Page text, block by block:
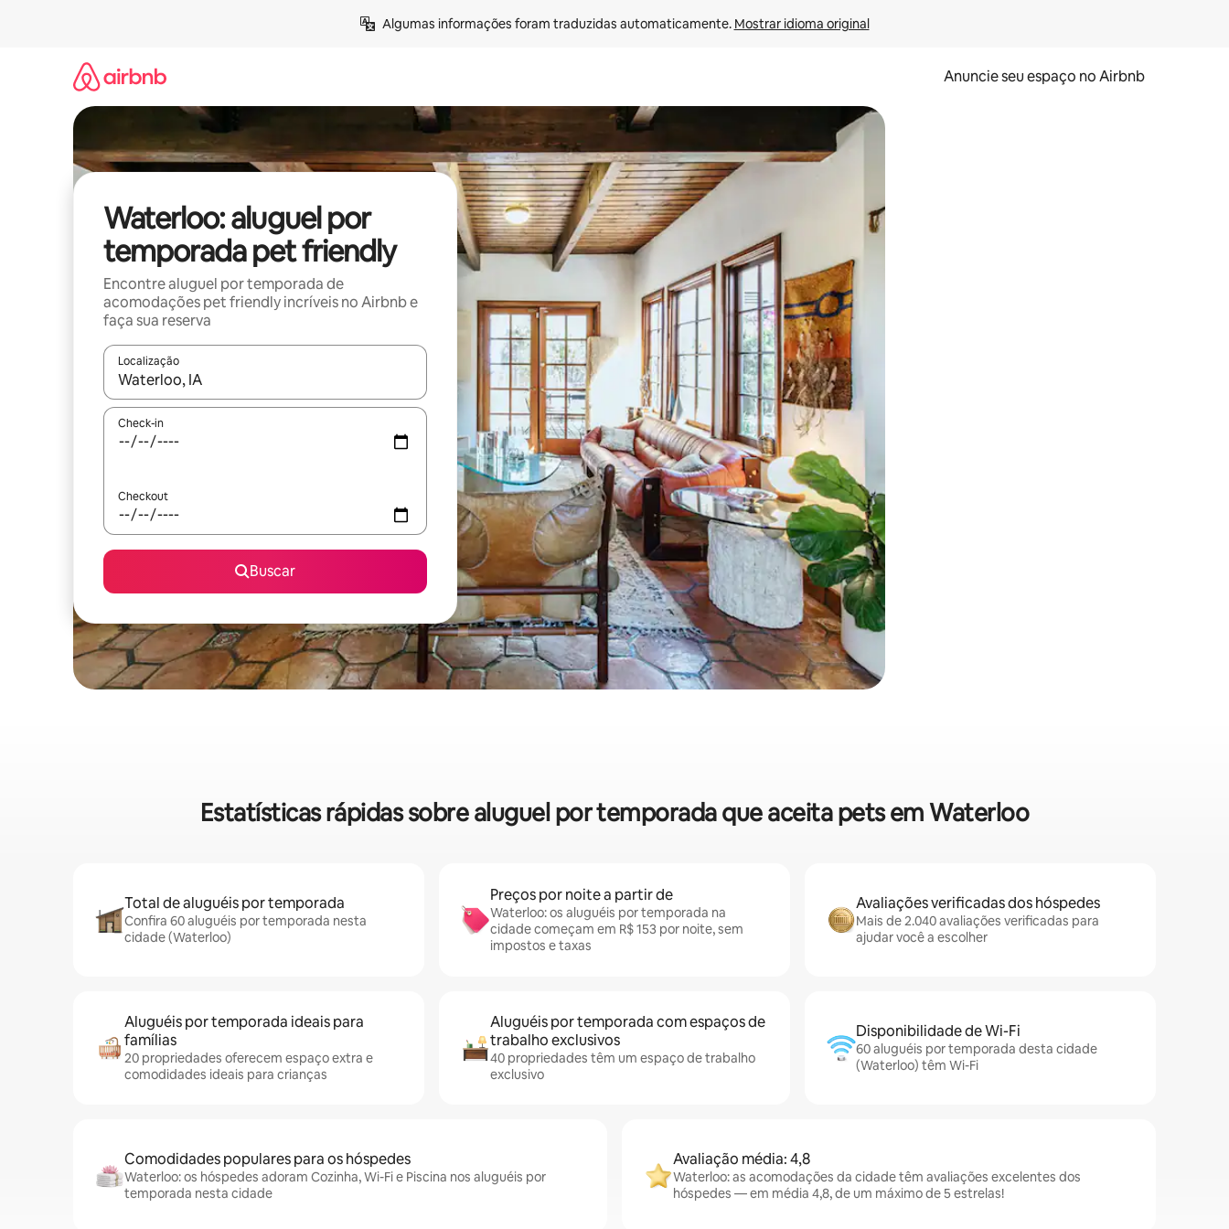
Algumas informações foram traduzidas automaticamente. Mostrar idioma original
Anuncie seu espaço no Airbnb
Waterloo: aluguel por
temporada pet friendly
Encontre aluguel por temporada de
acomodações pet friendly incríveis no Airbnb e
faça sua reserva
Localização
Quando os resultados estiverem disponíveis, explore-os usando as seta para cima e para baixo do teclado ou tocando e deslizando o dedo na tela.
Check-in
Checkout
Buscar
Estatísticas rápidas sobre aluguel por temporada que aceita pets em Waterloo
Total de aluguéis por temporada
Confira 60 aluguéis por temporada nesta
cidade (Waterloo)
Preços por noite a partir de
Waterloo: os aluguéis por temporada na
cidade começam em R$ 153 por noite, sem
impostos e taxas
Avaliações verificadas dos hóspedes
Mais de 2.040 avaliações verificadas para
ajudar você a escolher
Aluguéis por temporada ideais para
famílias
20 propriedades oferecem espaço extra e
comodidades ideais para crianças
Aluguéis por temporada com espaços de
trabalho exclusivos
40 propriedades têm um espaço de trabalho
exclusivo
Disponibilidade de Wi-Fi
60 aluguéis por temporada desta cidade
(Waterloo) têm Wi-Fi
Comodidades populares para os hóspedes
Waterloo: os hóspedes adoram Cozinha, Wi-Fi e Piscina nos aluguéis por
temporada nesta cidade
Avaliação média: 4,8
Waterloo: as acomodações da cidade têm avaliações excelentes dos
hóspedes — em média 4,8, de um máximo de 5 estrelas!